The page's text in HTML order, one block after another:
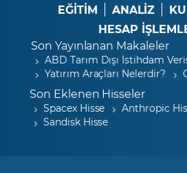
EĞİTİM
ANALİZ
HESAP
Son Yayınlanan Makaleler
ABD Tarım Dışı İstihdam
Yatırım Araçları Nelerdir?
Son Eklenen Hisseler
Spacex Hisse
Anthropic
Sandisk Hisse